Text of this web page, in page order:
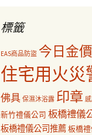
標籤
EAS商品防盜 今日金價
住宅用火災
佛具 保濕沐浴露 印章
新竹禮儀公司 板橋禮儀
板橋禮儀公司推薦板橋